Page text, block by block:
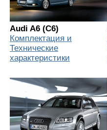
Audi A6 (C6)
Комплектация и
Технические
характеристики